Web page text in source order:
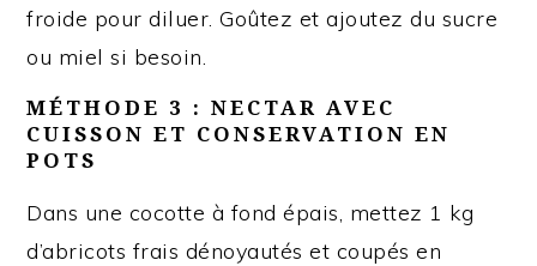
froide pour diluer. Goûtez et ajoutez du sucre
ou miel si besoin.
MÉTHODE 3 : NECTAR AVEC
CUISSON ET CONSERVATION EN
POTS
Dans une cocotte à fond épais, mettez 1 kg
d’abricots frais dénoyautés et coupés en